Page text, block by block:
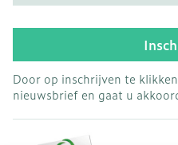
Door op inschrijven te
nieuwsbrief en gaat u